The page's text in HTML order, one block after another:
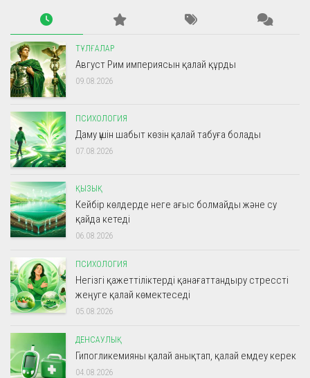
ТҰЛҒАЛАР
Август Рим империясын қалай құрды
09.08.2026
ПСИХОЛОГИЯ
Даму үшін шабыт көзін қалай табуға болады
07.08.2026
ҚЫЗЫҚ
Кейбір көлдерде неге ағыс болмайды және су
қайда кетеді
06.08.2026
ПСИХОЛОГИЯ
Негізгі қажеттіліктерді қанағаттандыру стрессті
жеңуге қалай көмектеседі
05.08.2026
ДЕНСАУЛЫҚ
Гипогликемияны қалай анықтап, қалай емдеу керек
04.08.2026